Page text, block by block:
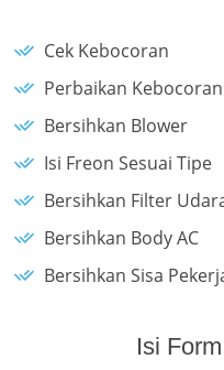
Cek Kebocoran
Perbaikan
Bersihkan Blower
Isi Freon Sesuai Tipe
Bersihkan Filter
Bersihkan Body AC
Bersihkan Sisa
Isi